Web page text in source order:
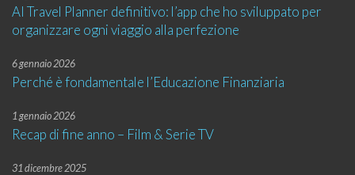
AI Travel Planner definitivo: l’app che ho sviluppato per
organizzare ogni viaggio alla perfezione
6 gennaio 2026
Perché è fondamentale l’Educazione Finanziaria
1 gennaio 2026
Recap di fine anno – Film & Serie TV
31 dicembre 2025